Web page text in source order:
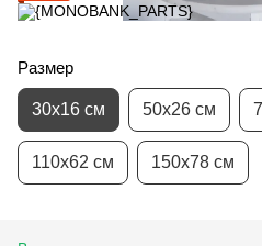
Размер
30х16 см 50х26 см
110х62 см 150х78 см